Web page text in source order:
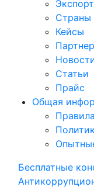
Cтраны
Кейсы
Статьи
Прайс
Общая
Бесплатные